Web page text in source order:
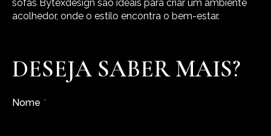
sofás Bytexdesign são ideais para criar um ambiente
acolhedor, onde o estilo encontra o bem-estar.
DESEJA SABER MAIS?
Nome *